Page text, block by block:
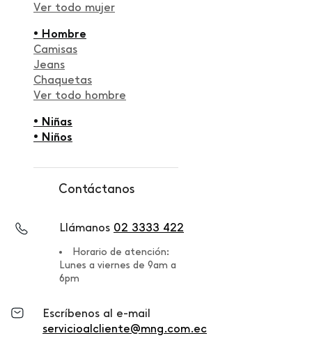
Ver todo mujer
• Hombre
Camisas
Jeans
Chaquetas
Ver todo hombre
• Niñas
• Niños
Contáctanos
Llámanos 02 3333 422
Horario de atención:
Lunes a viernes de 9am a
6pm
Escríbenos al e-mail
servicioalcliente@mng.com.ec